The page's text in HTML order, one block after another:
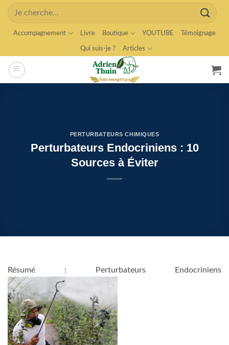
Skip
content
Search
for:
Accompagnement Livre Boutique YOUTUBE Témoignage
Qui suis-je ? Articles
PERTURBATEURS CHIMIQUES
Perturbateurs Endocriniens : 10
Sources à Éviter
Résumé : Perturbateurs Endocriniens